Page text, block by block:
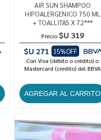
AIR SUN SHAMPOO
HIPOALERGENICO 750 ML
+ TOALLITAS X 72***
Precio $U 319
$U 271
15%OFF
Con Visa (débito o crédito) o
Mastercard (credito) del BBVA